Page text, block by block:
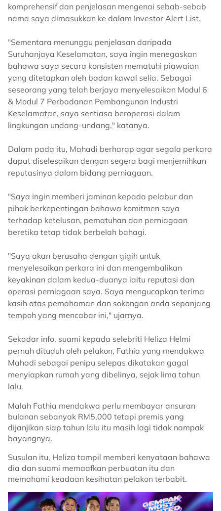
komprehensif dan penjelasan mengenai sebab-sebab
nama saya dimasukkan ke dalam Investor Alert List.
"Sementara menunggu penjelasan daripada
Suruhanjaya Keselamatan, saya ingin menegaskan
bahawa saya secara konsisten mematuhi piawaian
yang ditetapkan oleh badan kawal selia. Sebagai
seseorang yang telah berjaya menyelesaikan Modul 6
& Modul 7 Perbadanan Pembangunan Industri
Keselamatan, saya sentiasa beroperasi dalam
lingkungan undang-undang," katanya.
Dalam pada itu, Mahadi berharap agar segala perkara
dapat diselesaikan dengan segera bagi menjernihkan
reputasinya dalam bidang perniagaan.
"Saya ingin memberi jaminan kepada pelabur dan
pihak berkepentingan bahawa komitmen saya
terhadap ketelusan, pematuhan dan perniagaan
beretika tetap tidak berbelah bahagi.
"Saya akan berusaha dengan gigih untuk
menyelesaikan perkara ini dan mengembalikan
keyakinan dalam kedua-duanya iaitu reputasi dan
operasi perniagaan saya. Saya mengucapkan terima
kasih atas pemahaman dan sokongan anda sepanjang
tempoh yang mencabar ini," ujarnya.
Sekadar info, suami kepada selebriti Heliza Helmi
pernah dituduh oleh pelakon, Fathia yang mendakwa
Mahadi sebagai penipu selepas dikatakan gagal
menyiapkan rumah yang dibelinya, sejak lima tahun
lalu.
Malah Fathia mendakwa perlu membayar ansuran
bulanan sebanyak RM5,000 tetapi premis yang
dijanjikan siap tahun lalu itu masih lagi tidak nampak
bayangnya.
Susulan itu, Heliza tampil memberi kenyataan bahawa
dia dan suami memaafkan perbuatan itu dan
memahami keadaan kesihatan pelakon terbabit.